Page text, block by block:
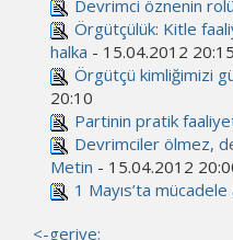
Devrimci öznenin rolü
Örgütçülük: Kitle
halka - 15.04.2012 20:15
Örgütçü kimliğimizi
20:10
Partinin pratik
Devrimciler ölmez,
Metin - 15.04.2012
1 Mayıs’ta mücadele
<-geriye: